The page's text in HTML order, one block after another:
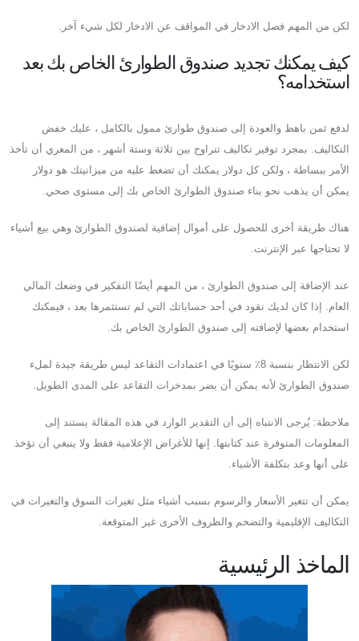
لكن من المهم فصل الادخار في المواقف عن الادخار لكل شيء آخر.
كيف يمكنك تجديد صندوق الطوارئ الخاص بك بعد
استخدامه؟
لدفع ثمن باهظ والعودة إلى صندوق طوارئ ممول بالكامل ، عليك خفض
التكاليف. بمجرد توفير تكاليف تتراوح بين ثلاثة وستة أشهر ، من المغري أن تأخذ
الأمر ببساطة ، ولكن كل دولار يمكنك أن تضغط عليه من ميزانيتك هو دولار
يمكن أن يذهب نحو بناء صندوق الطوارئ الخاص بك إلى مستوى صحي.
هناك طريقة أخرى للحصول على أموال إضافية لصندوق الطوارئ وهي بيع أشياء
لا تحتاجها عبر الإنترنت.
عند الإضافة إلى صندوق الطوارئ ، من المهم أيضًا التفكير في وضعك المالي
العام. إذا كان لديك نقود في أحد حساباتك التي لم تستثمرها بعد ، فيمكنك
استخدام بعضها لإضافته إلى صندوق الطوارئ الخاص بك.
لكن الانتظار بنسبة 8٪ سنويًا في اعتمادات التقاعد ليس طريقة جيدة لملء
صندوق الطوارئ لأنه يمكن أن يضر بمدخرات التقاعد على المدى الطويل.
ملاحظة: يُرجى الانتباه إلى أن التقدير الوارد في هذه المقالة يستند إلى
المعلومات المتوفرة عند كتابتها. إنها للأغراض الإعلامية فقط ولا ينبغي أن تؤخذ
على أنها وعد بتكلفة الأشياء.
يمكن أن تتغير الأسعار والرسوم بسبب أشياء مثل تغيرات السوق والتغيرات في
التكاليف الإقليمية والتضخم والظروف الأخرى غير المتوقعة.
الماخذ الرئيسية